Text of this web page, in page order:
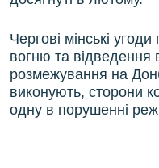
Чергові мінські
вогню та відведення
розмежування на
виконують, сторони
одну в порушенні